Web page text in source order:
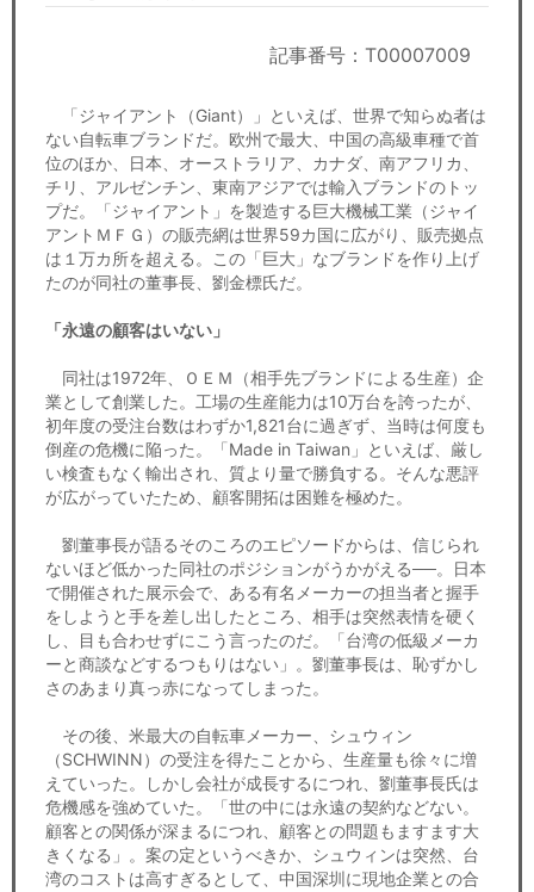
リサーチ
経済ニュース
労務顧問
ＩＴ
飲食店情報
記事番号：T00007009
「ジャイアント（Giant）」といえば、世界で知らぬ者は
ない自転車ブランドだ。欧州で最大、中国の高級車種で首
位のほか、日本、オーストラリア、カナダ、南アフリカ、
チリ、アルゼンチン、東南アジアでは輸入ブランドのトッ
プだ。「ジャイアント」を製造する巨大機械工業（ジャイ
アントＭＦＧ）の販売網は世界59カ国に広がり、販売拠点
は１万カ所を超える。この「巨大」なブランドを作り上げ
たのが同社の董事長、劉金標氏だ。
「永遠の顧客はいない」
同社は1972年、ＯＥＭ（相手先ブランドによる生産）企
業として創業した。工場の生産能力は10万台を誇ったが、
初年度の受注台数はわずか1,821台に過ぎず、当時は何度も
倒産の危機に陥った。「Made in Taiwan」といえば、厳し
い検査もなく輸出され、質より量で勝負する。そんな悪評
が広がっていたため、顧客開拓は困難を極めた。
劉董事長が語るそのころのエピソードからは、信じられ
ないほど低かった同社のポジションがうかがえる──。日本
で開催された展示会で、ある有名メーカーの担当者と握手
をしようと手を差し出したところ、相手は突然表情を硬く
し、目も合わせずにこう言ったのだ。「台湾の低級メーカ
ーと商談などするつもりはない」。劉董事長は、恥ずかし
さのあまり真っ赤になってしまった。
その後、米最大の自転車メーカー、シュウィン
（SCHWINN）の受注を得たことから、生産量も徐々に増
えていった。しかし会社が成長するにつれ、劉董事長氏は
危機感を強めていた。「世の中には永遠の契約などない。
顧客との関係が深まるにつれ、顧客との問題もますます大
きくなる」。案の定というべきか、シュウィンは突然、台
湾のコストは高すぎるとして、中国深圳に現地企業との合